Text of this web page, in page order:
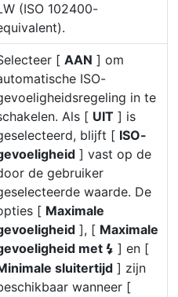
(ISO 102400-
[ AAN ] om
ISO-
in te
Als [ UIT ] is
blijft [ ISO-
] vast op de
de gebruiker
waarde. De
[ Maximale
], [ Maximale
met c ] en [
sluitertijd ] zijn
wanneer [